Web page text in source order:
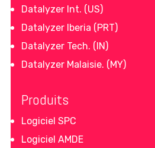
Datalyzer Int. (US)
Datalyzer Iberia (PRT)
Datalyzer Tech. (IN)
Datalyzer Malaisie. (MY)
Produits
Logiciel SPC
Logiciel AMDE